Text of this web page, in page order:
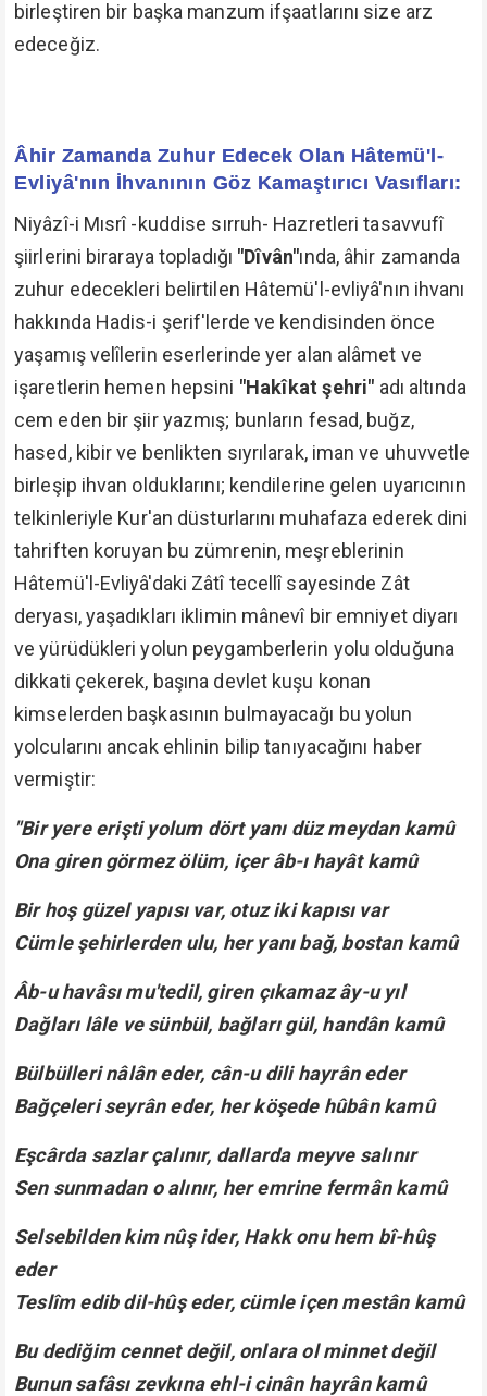
birleştiren bir başka manzum ifşaatlarını size arz
edeceğiz.
Âhir Zamanda Zuhur Edecek Olan Hâtemü'l-
Evliyâ'nın İhvanının Göz Kamaştırıcı Vasıfları:
Niyâzî-i Mısrî -kuddise sırruh- Hazretleri tasavvufî
şiirlerini biraraya topladığı "Dîvân"ında, âhir zamanda
zuhur edecekleri belirtilen Hâtemü'l-evliyâ'nın ihvanı
hakkında Hadis-i şerif'lerde ve kendisinden önce
yaşamış velîlerin eserlerinde yer alan alâmet ve
işaretlerin hemen hepsini "Hakîkat şehri" adı altında
cem eden bir şiir yazmış; bunların fesad, buğz,
hased, kibir ve benlikten sıyrılarak, iman ve uhuvvetle
birleşip ihvan olduklarını; kendilerine gelen uyarıcının
telkinleriyle Kur'an düsturlarını muhafaza ederek dini
tahriften koruyan bu zümrenin, meşreblerinin
Hâtemü'l-Evliyâ'daki Zâtî tecellî sayesinde Zât
deryası, yaşadıkları iklimin mânevî bir emniyet diyarı
ve yürüdükleri yolun peygamberlerin yolu olduğuna
dikkati çekerek, başına devlet kuşu konan
kimselerden başkasının bulmayacağı bu yolun
yolcularını ancak ehlinin bilip tanıyacağını haber
vermiştir:
"Bir yere erişti yolum dört yanı düz meydan kamû
Ona giren görmez ölüm, içer âb-ı hayât kamû
Bir hoş güzel yapısı var, otuz iki kapısı var
Cümle şehirlerden ulu, her yanı bağ, bostan kamû
Âb-u havâsı mu'tedil, giren çıkamaz ây-u yıl
Dağları lâle ve sünbül, bağları gül, handân kamû
Bülbülleri nâlân eder, cân-u dili hayrân eder
Bağçeleri seyrân eder, her köşede hûbân kamû
Eşcârda sazlar çalınır, dallarda meyve salınır
Sen sunmadan o alınır, her emrine fermân kamû
Selsebilden kim nûş ider, Hakk onu hem bî-hûş
eder
Teslîm edib dil-hûş eder, cümle içen mestân kamû
Bu dediğim cennet değil, onlara ol minnet değil
Bunun safâsı zevkına ehl-i cinân hayrân kamû